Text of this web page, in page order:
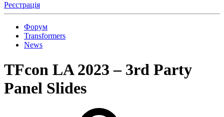
Реєстрація
Форум
Transformers
News
TFcon LA 2023 – 3rd Party
Panel Slides